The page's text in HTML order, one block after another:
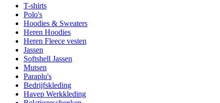
T-shirts
Polo's
Hoodies & Sweaters
Heren Hoodies
Heren Fleece vesten
Jassen
Softshell Jassen
Mutsen
Paraplu's
Bedrijfskleding
Havep Werkkleding